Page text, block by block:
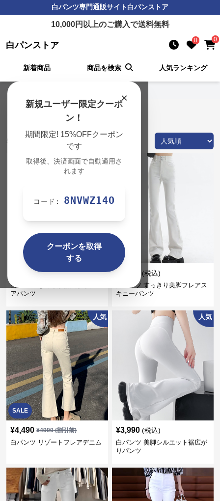
白パンツ専門通販サイト白パンストア
10,000円以上のご購入で送料無料
白パンストア 0 0
新着商品 商品を検索 人気ランキング
×
新規ユーザー限定クーポ
ン！
期間限定! 15%OFFクーポン
です
取得後、決済画面で自動適用さ
れます
コード: 8NVWZ14O
クーポンを取得
する
白パンストア TOP
フレア 白パンツ 商品一覧
54 件の商品が見つかりました
SALE
4,490 ¥4990(割引前)
白パンツ なめらか裾広がりフレ
アパンツ
(税込)
白パンツ すっきり美脚フレアス
キニーパンツ
SALE
人気
¥4,490 ¥4990(割引前)
白パンツ リゾートフレアデニム
人気
¥3,990 (税込)
白パンツ 美脚シルエット裾広が
りパンツ